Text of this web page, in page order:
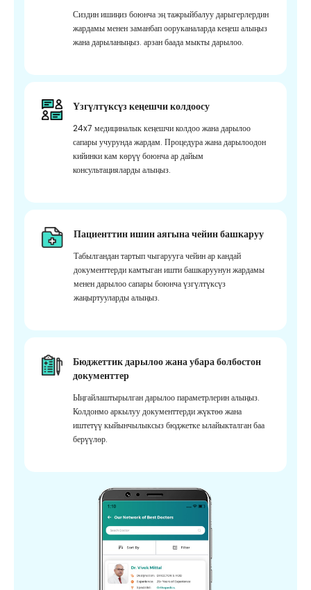
Сиздин ишиңиз боюнча эң тажрыйбалуу дарыгерлердин
жардамы менен заманбап ооруканаларда кеңеш алыңыз
жана дарыланыңыз. арзан баада мыкты дарылоо.
Үзгүлтүксүз кеңешчи колдоосу
24x7 медициналык кеңешчи колдоо жана дарылоо
сапары учурунда жардам. Процедура жана дарылоодон
кийинки кам көрүү боюнча ар дайым
консультацияларды алыңыз.
Пациенттин ишин аягына чейин башкаруу
Табылгандан тартып чыгарууга чейин ар кандай
документтерди камтыган ишти башкаруунун жардамы
менен дарылоо сапары боюнча үзгүлтүксүз
жаңыртууларды алыңыз.
Бюджеттик дарылоо жана убара болбостон
документтер
Ыңгайлаштырылган дарылоо параметрлерин алыңыз.
Колдонмо аркылуу документтерди жүктөө жана
иштетүү кыйынчылыксыз бюджетке ылайыкталган баа
берүүлөр.